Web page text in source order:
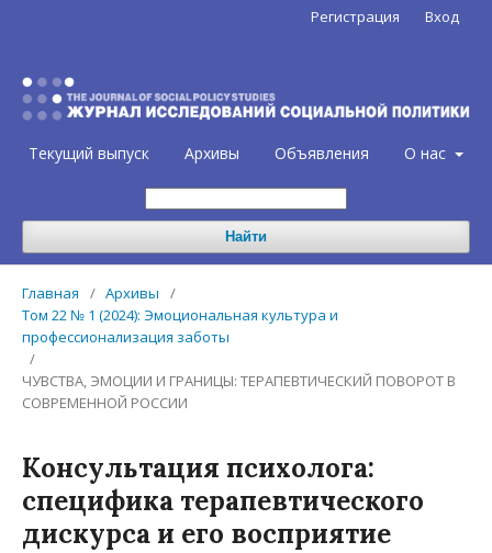
Текущий выпуск Архивы Объявления О нас
Найти
Регистрация Вход
Главная / Архивы
/
Том 22 № 1 (2024): Эмоциональная культура и
профессионализация заботы
/
ЧУВСТВА, ЭМОЦИИ И ГРАНИЦЫ: ТЕРАПЕВТИЧЕСКИЙ ПОВОРОТ В
СОВРЕМЕННОЙ РОССИИ
Консультация психолога:
специфика терапевтического
дискурса и его восприятие